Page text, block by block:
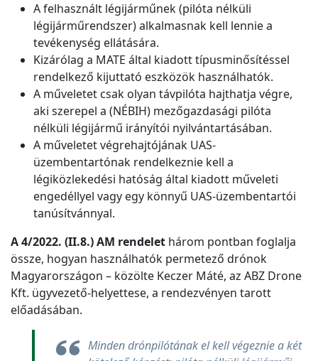
A felhasznált légijárműnek (pilóta nélküli
légijárműrendszer) alkalmasnak kell lennie a
tevékenység ellátására.
Kizárólag a MATE által kiadott típusminősítéssel
rendelkező kijuttató eszközök használhatók.
A műveletet csak olyan távpilóta hajthatja végre,
aki szerepel a (NÉBIH) mezőgazdasági pilóta
nélküli légijármű irányítói nyilvántartásában.
A műveletet végrehajtójának UAS-
üzembentartónak rendelkeznie kell a
légiközlekedési hatóság által kiadott műveleti
engedéllyel vagy egy könnyű UAS-üzembentartói
tanúsítvánnyal.
A 4/2022. (II.8.) AM rendelet három pontban foglalja
össze, hogyan használhatók permetező drónok
Magyarországon – közölte Keczer Máté, az ABZ Drone
Kft. ügyvezető-helyettese, a rendezvényen tarott
előadásában.
Minden drónpilótának el kell végeznie a két